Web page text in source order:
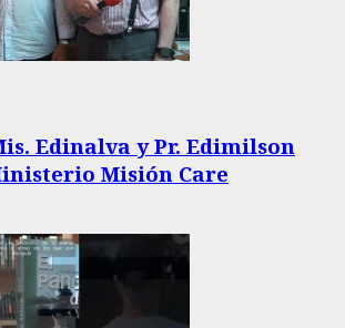
Edinalva y Pr. Edimilson
Misión Care